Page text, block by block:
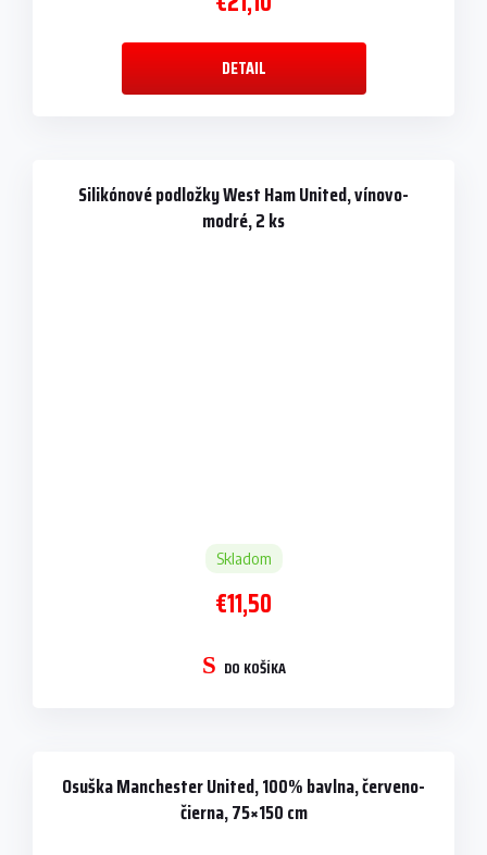
DETAIL
Silikónové podložky West Ham United, vínovo-
modré, 2 ks
Skladom
€11,50
DO KOŠÍKA
Osuška Manchester United, 100% bavlna, červeno-
čierna, 75×150 cm